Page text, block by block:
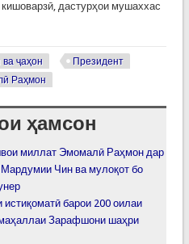
дастурҳои мушаххас
ва ҷаҳон
Президент
Раҳмон
ҳамсон
миллат Эмомалӣ Раҳмон дар
Чин ва мулоқот бо
барои 200 оилаи
Зарафшони шаҳри